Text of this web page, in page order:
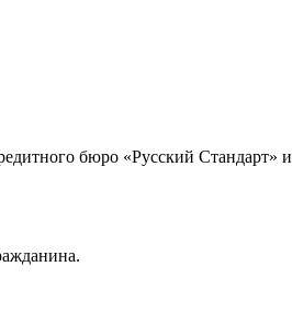
бюро «Русский Стандарт» и